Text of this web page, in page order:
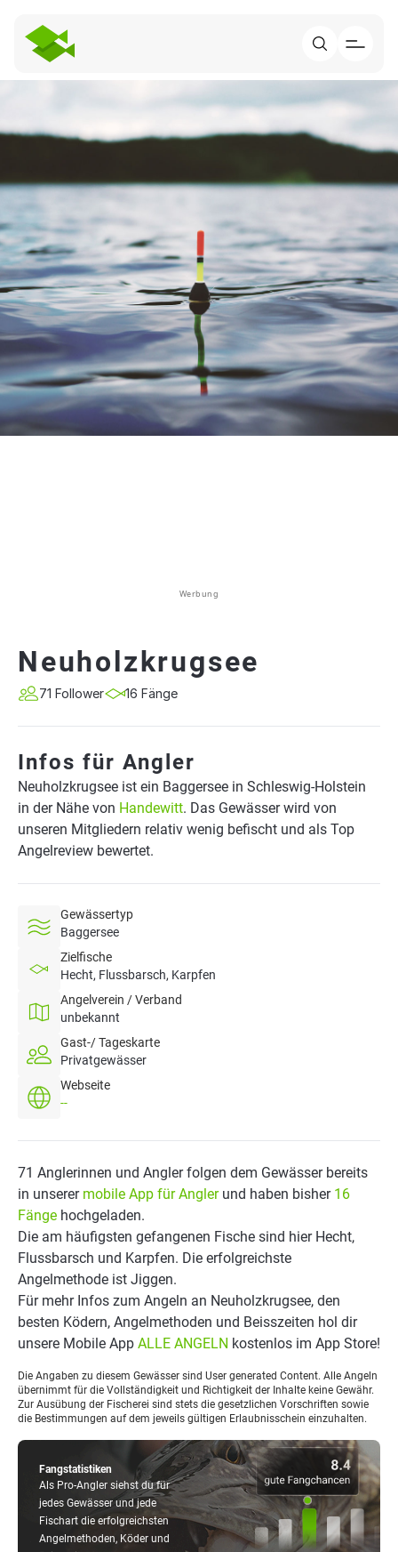
Werbung
Neuholzkrugsee
71 Follower 16 Fänge
Infos für Angler
Neuholzkrugsee ist ein Baggersee in Schleswig-Holstein
in der Nähe von Handewitt. Das Gewässer wird von
unseren Mitgliedern relativ wenig befischt und als Top
Angelreview bewertet.
Gewässertyp
Baggersee
Zielfische
Hecht, Flussbarsch, Karpfen
Angelverein / Verband
unbekannt
Gast-/ Tageskarte
Privatgewässer
Webseite
--
Fangstatistiken
Als Pro-Angler siehst du für
jedes Gewässer und jede
Fischart die erfolgreichsten
Angelmethoden, Köder und
71 Anglerinnen und Angler folgen dem Gewässer bereits
in unserer mobile App für Anglerund haben bisher 16
Fänge hochgeladen.
Die am häufigsten gefangenen Fische sind hier Hecht,
Flussbarsch und Karpfen. Die erfolgreichste
Angelmethode ist Jiggen.
Für mehr Infos zum Angeln an Neuholzkrugsee, den
besten Ködern, Angelmethoden und Beisszeiten hol dir
unsere Mobile App ALLE ANGELN kostenlos im App Store!
Die Angaben zu diesem Gewässer sind User generated Content. Alle Angeln
übernimmt für die Vollständigkeit und Richtigkeit der Inhalte keine Gewähr.
Zur Ausübung der Fischerei sind stets die gesetzlichen Vorschriften sowie
die Bestimmungen auf dem jeweils gültigen Erlaubnisschein einzuhalten.